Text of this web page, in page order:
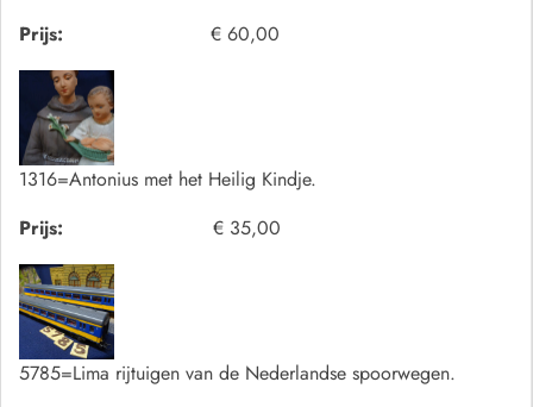
Prijs:
€ 60,00
1316=Antonius met het Heilig Kindje.
Prijs:
€ 35,00
5785=Lima rijtuigen van de Nederlandse spoorwegen.